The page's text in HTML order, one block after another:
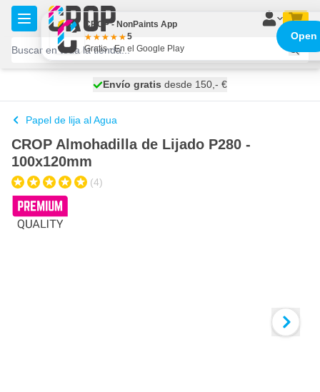
Ir al contenido
se envía hoy
Envío gratis desde 150,- €
100 días
Papel de lija al Agua
CROP Almohadilla de Lijado P280 -
100x120mm
(4)
CROP - NonPaints App
5
Gratis - En el Google Play
Open